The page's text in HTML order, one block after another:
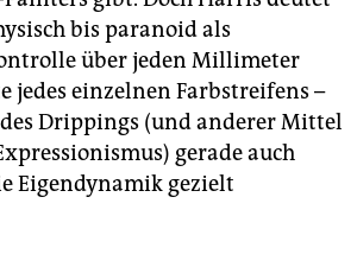
bis paranoid als
über jeden Millimeter
jedes einzelnen Farbstreifens –
des Drippings (und anderer Mittel
gerade auch
Eigendynamik gezielt